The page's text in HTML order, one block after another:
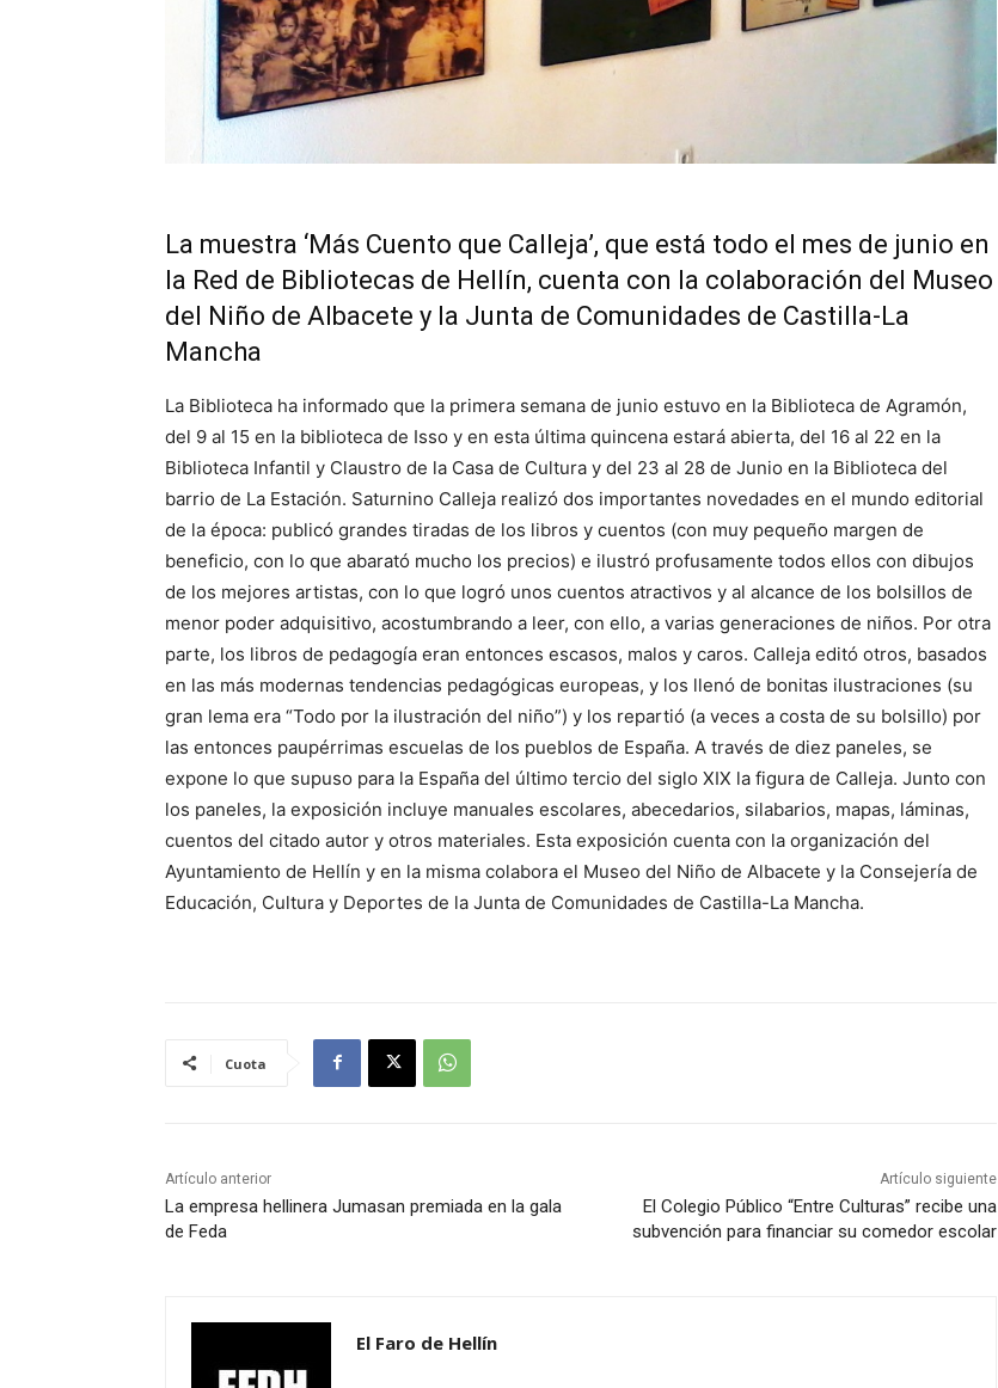
La muestra ‘Más Cuento que Calleja’, que está todo el mes de junio en
la Red de Bibliotecas de Hellín, cuenta con la colaboración del Museo
del Niño de Albacete y la Junta de Comunidades de Castilla-La
Mancha
La Biblioteca ha informado que la primera semana de junio estuvo en la Biblioteca de Agramón,
del 9 al 15 en la biblioteca de Isso y en esta última quincena estará abierta, del 16 al 22 en la
Biblioteca Infantil y Claustro de la Casa de Cultura y del 23 al 28 de Junio en la Biblioteca del
barrio de La Estación. Saturnino Calleja realizó dos importantes novedades en el mundo editorial
de la época: publicó grandes tiradas de los libros y cuentos (con muy pequeño margen de
beneficio, con lo que abarató mucho los precios) e ilustró profusamente todos ellos con dibujos
de los mejores artistas, con lo que logró unos cuentos atractivos y al alcance de los bolsillos de
menor poder adquisitivo, acostumbrando a leer, con ello, a varias generaciones de niños. Por otra
parte, los libros de pedagogía eran entonces escasos, malos y caros. Calleja editó otros, basados
en las más modernas tendencias pedagógicas europeas, y los llenó de bonitas ilustraciones (su
gran lema era “Todo por la ilustración del niño”) y los repartió (a veces a costa de su bolsillo) por
las entonces paupérrimas escuelas de los pueblos de España. A través de diez paneles, se
expone lo que supuso para la España del último tercio del siglo XIX la figura de Calleja. Junto con
los paneles, la exposición incluye manuales escolares, abecedarios, silabarios, mapas, láminas,
cuentos del citado autor y otros materiales. Esta exposición cuenta con la organización del
Ayuntamiento de Hellín y en la misma colabora el Museo del Niño de Albacete y la Consejería de
Educación, Cultura y Deportes de la Junta de Comunidades de Castilla-La Mancha.
Cuota
Artículo anterior
La empresa hellinera Jumasan premiada en la gala
de Feda
Artículo siguiente
El Colegio Público “Entre Culturas” recibe una
subvención para financiar su comedor escolar
El Faro de Hellín